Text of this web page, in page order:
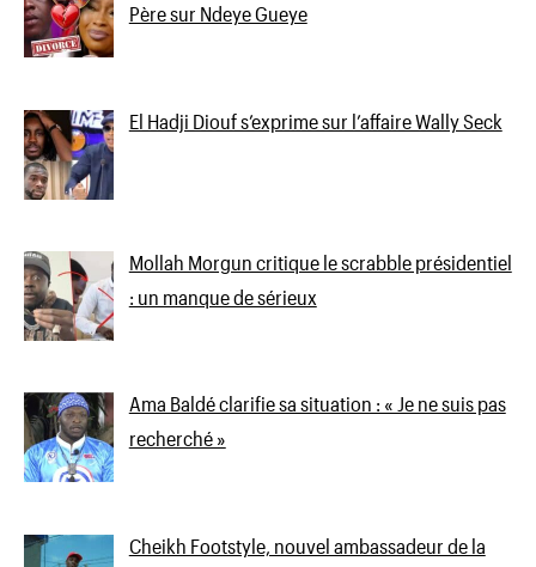
Père sur Ndeye Gueye
El Hadji Diouf s’exprime sur l’affaire Wally Seck
Mollah Morgun critique le scrabble présidentiel
: un manque de sérieux
Ama Baldé clarifie sa situation : « Je ne suis pas
recherché »
Cheikh Footstyle, nouvel ambassadeur de la